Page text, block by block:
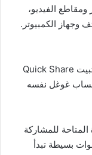
الفيديو،
وجهاز الكمبيوتر.
للاستفادة من الخدمة، يحتاج المستخدم إلى تثبيت Quick Share
حساب غوغل نفسه
للمشاركة
بسيطة تبدأ